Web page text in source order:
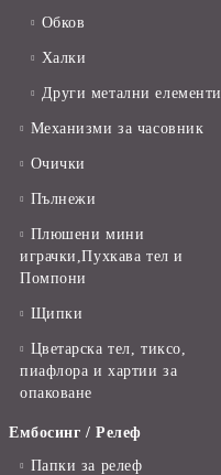
Обков
Халки
Други метални елементи
Механизми за часовник
Очички
Пълнежи
Плюшени мини
играчки,Пухкава тел и
Помпони
Щипки
Цветарска тел, тиксо,
пиафлора и хартии за
опаковане
Ембосинг / Релеф
Папки за релеф